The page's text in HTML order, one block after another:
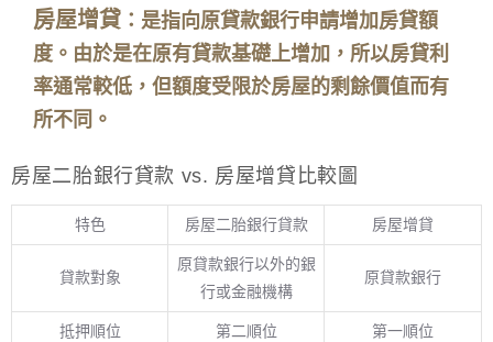
房屋增貸 ：是指向原貸款銀行申請增加房貸額
度。由於是在原有貸款基礎上增加，所以房貸利
率通常較低，但額度受限於房屋的剩餘價值而有
所不同。
房屋二胎銀行貸款 vs. 房屋增貸比較圖
特色 房屋二胎銀行貸款 房屋增貸
貸款對象
原貸款銀行以外的銀
行或金融機構
原貸款銀行
抵押順位 第二順位 第一順位